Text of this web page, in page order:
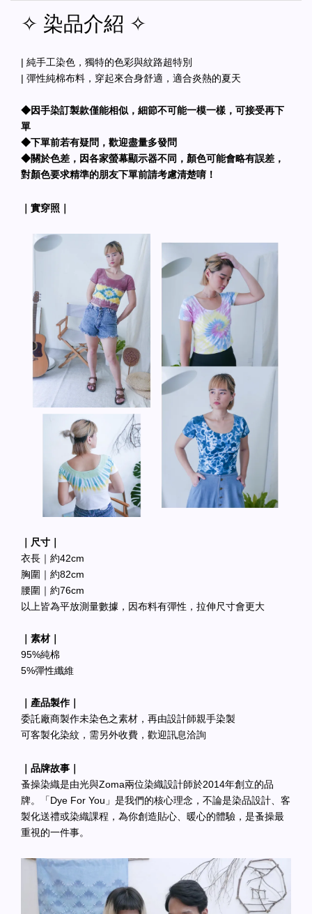
✧ 染品介紹 ✧
| 純手工染色，獨特的色彩與紋路超特別
| 彈性純棉布料，穿起來合身舒適，適合炎熱的夏天
◆因手染訂製款僅能相似，細節不可能一模一樣，可接受再下
單
◆下單前若有疑問，歡迎盡量多發問
◆關於色差，因各家螢幕顯示器不同，顏色可能會略有誤差，
對顏色要求精準的朋友下單前請考慮清楚唷！
｜實穿照｜
｜尺寸｜
衣長｜約42cm
胸圍｜約82cm
腰圍｜約76cm
以上皆為平放測量數據，因布料有彈性，拉伸尺寸會更大
｜素材｜
95%純棉
5%彈性纖維
｜產品製作｜
委託廠商製作未染色之素材，再由設計師親手染製
可客製化染紋，需另外收費，歡迎訊息洽詢
｜品牌故事｜
蚤操染織是由光與Zoma兩位染織設計師於2014年創立的品
牌。「Dye For You」是我們的核心理念，不論是染品設計、客
製化送禮或染織課程，為你創造貼心、暖心的體驗，是蚤操最
重視的一件事。